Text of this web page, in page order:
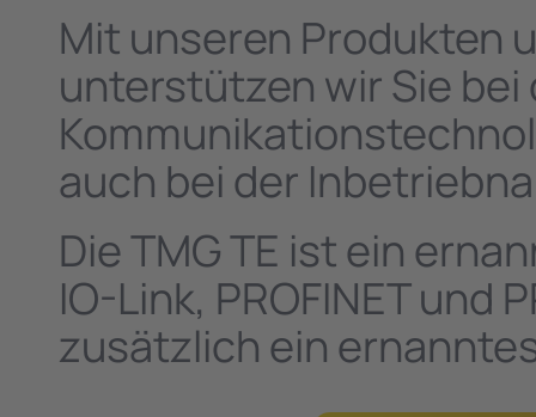
Mit unseren Produkten
unterstützen wir Sie
auch bei der
Die TMG TE ist ein
IO-Link, PROFINET und
zusätzlich ein